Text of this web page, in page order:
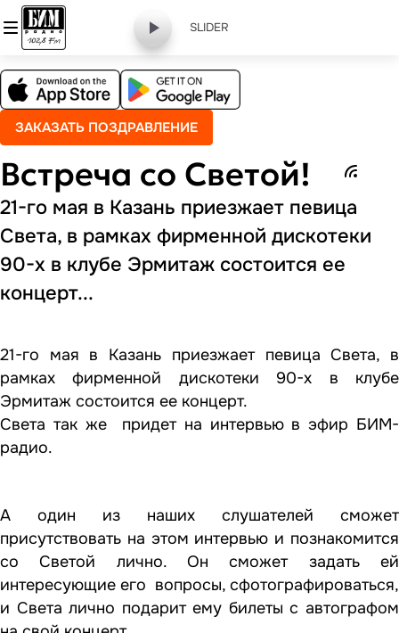
SLIDER
ЗАКАЗАТЬ ПОЗДРАВЛЕНИЕ
Встреча со Светой!
21-го мая в Казань приезжает певица
Света, в рамках фирменной дискотеки
90-х в клубе Эрмитаж состоится ее
концерт...
21-го мая в Казань приезжает певица Света, в
рамках фирменной дискотеки 90-х в клубе
Эрмитаж состоится ее концерт.
Света так же придет на интервью в эфир БИМ-
радио.
А один из наших слушателей сможет
присутствовать на этом интервью и познакомится
со Светой лично. Он сможет задать ей
интересующие его вопросы, сфотографироваться,
и Света лично подарит ему билеты с автографом